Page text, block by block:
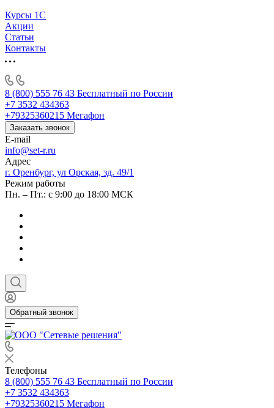
Курсы 1С
Акции
Статьи
Контакты
8 (800) 555 76 43 Бесплатный по России
+7 3532 434363
+79325360215 Мегафон
Заказать звонок
E-mail
info@set-r.ru
Адрес
г. Оренбург, ул Орская, зд. 49/1
Режим работы
Пн. – Пт.: с 9:00 до 18:00 МСК
Обратный звонок
Телефоны
8 (800) 555 76 43 Бесплатный по России
+7 3532 434363
+79325360215 Мегафон